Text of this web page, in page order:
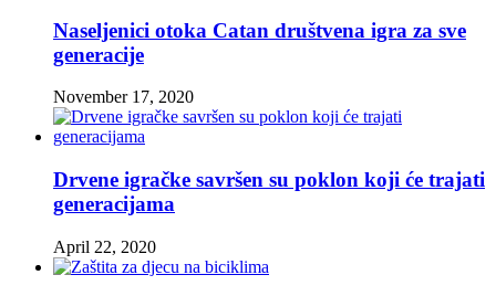
Naseljenici otoka Catan društvena igra za sve
generacije
November 17, 2020
Drvene igračke savršen su poklon koji će trajati
generacijama
April 22, 2020